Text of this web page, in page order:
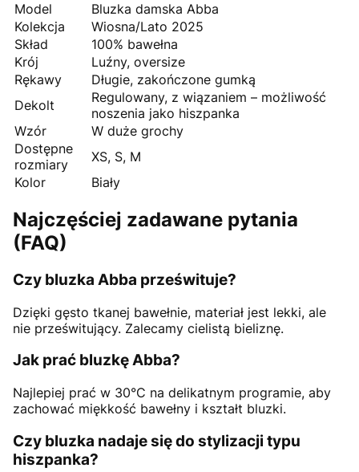
Model
Bluzka damska Abba
Kolekcja
Wiosna/Lato 2025
Skład
100% bawełna
Krój
Luźny, oversize
Rękawy
Długie, zakończone gumką
Dekolt
Regulowany, z wiązaniem – możliwość
noszenia jako hiszpanka
Wzór
W duże grochy
Dostępne
rozmiary
XS, S, M
Kolor
Biały
Najczęściej zadawane pytania
(FAQ)
Czy bluzka Abba prześwituje?
Dzięki gęsto tkanej bawełnie, materiał jest lekki, ale
nie prześwitujący. Zalecamy cielistą bieliznę.
Jak prać bluzkę Abba?
Najlepiej prać w 30°C na delikatnym programie, aby
zachować miękkość bawełny i kształt bluzki.
Czy bluzka nadaje się do stylizacji typu
hiszpanka?